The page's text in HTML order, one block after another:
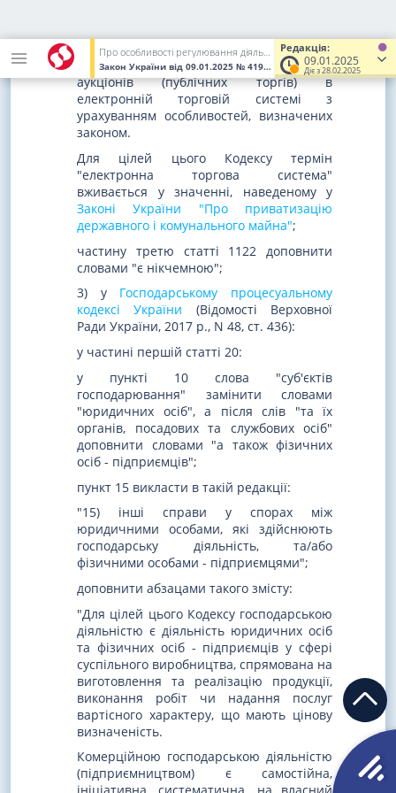
Редакція:
09.01.2025
Діє з 28.02.2025
Про особливості регулювання діяльності юридичних осіб окремих організаційно-правових форм у перехідний період та об'єднань юридичних осіб
Закон України від 09.01.2025 № 4196-IX (Увага! Попередня
територіальна громада, укладаються за
результатами проведення електронних
аукціонів (публічних торгів) в
електронній торговій системі з
урахуванням особливостей, визначених
законом.
Для цілей цього Кодексу термін
"електронна торгова система"
вживається у значенні, наведеному у
Законі України "Про приватизацію
державного і комунального майна";
частину третю статті 1122 доповнити
словами "є нікчемною";
3) у Господарському процесуальному
кодексі України (Відомості Верховної
Ради України, 2017 р., N 48, ст. 436):
у частині першій статті 20:
у пункті 10 слова "суб'єктів
господарювання" замінити словами
"юридичних осіб", а після слів "та їх
органів, посадових та службових осіб"
доповнити словами "а також фізичних
осіб - підприємців";
пункт 15 викласти в такій редакції:
"15) інші справи у спорах між
юридичними особами, які здійснюють
господарську діяльність, та/або
фізичними особами - підприємцями";
доповнити абзацами такого змісту:
"Для цілей цього Кодексу господарською
діяльністю є діяльність юридичних осіб
та фізичних осіб - підприємців у сфері
суспільного виробництва, спрямована на
виготовлення та реалізацію продукції,
виконання робіт чи надання послуг
вартісного характеру, що мають цінову
визначеність.
Комерційною господарською діяльністю
(підприємництвом) є самостійна,